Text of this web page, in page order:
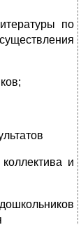
по
и